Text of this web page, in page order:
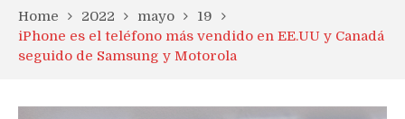
Home 2022 mayo
19
iPhone es el teléfono más vendido en EE.UU y Canadá
seguido de Samsung y Motorola